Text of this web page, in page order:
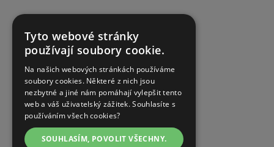
Tyto webové stránky
používají soubory cookie.
Na našich webových stránkách používáme
soubory cookies. Některé z nich jsou
nezbytné a jiné nám pomáhají vylepšit tento
web a váš uživatelský zážitek. Souhlasíte s
používáním všech cookies?
SOUHLASÍM, POVOLIT VŠECHNY.